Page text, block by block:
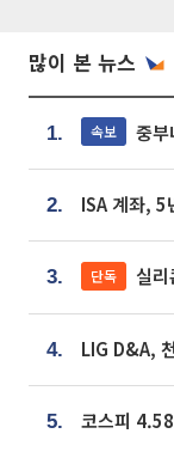
많이 본 뉴스
1. 속보 중부
2. ISA 계좌, 5
3. 단독 실리콘
4.
5. 코스피